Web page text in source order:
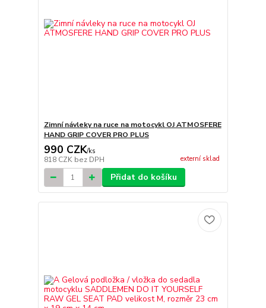
Zimní návleky na ruce na motocykl OJ ATMOSFERE
HAND GRIP COVER PRO PLUS
990 CZK/ks
818 CZK bez DPH externí sklad
Přidat do košíku